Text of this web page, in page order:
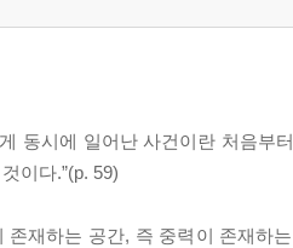
동시에 일어난 사건이란 처음부
이다.”(p. 59)
존재하는 공간, 즉 중력이 존재하